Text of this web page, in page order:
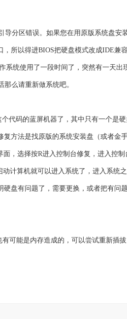
分区错误。如果您在用原版系统盘安
所以得进BIOS把硬盘模式改成IDE兼
系统使用了一段时间了，突然有一天出
么请重新做系统吧。
代码的蓝屏机器了，其中只有一个是
方法是找原版的系统安装盘（或者金
，选择按R进入控制台修复，进入控
计算机就可以进入系统了，进入系统
盘有问题了，需要更换，或者把有问
可能是内存造成的，可以尝试重新插